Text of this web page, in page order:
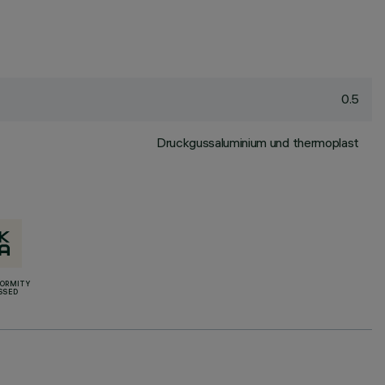
0.5
Druckgussaluminium und thermoplast